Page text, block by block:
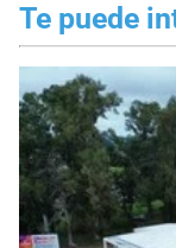
Te puede